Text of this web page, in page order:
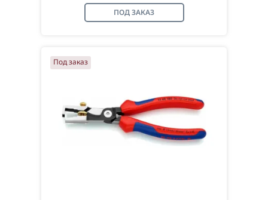
ПОД ЗАКАЗ
Под заказ